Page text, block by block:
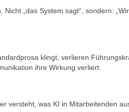
„das System sagt“, sondern:
klingt, verlieren
ihre Wirkung verliert.
versteht, was KI in Mitarbeitenden